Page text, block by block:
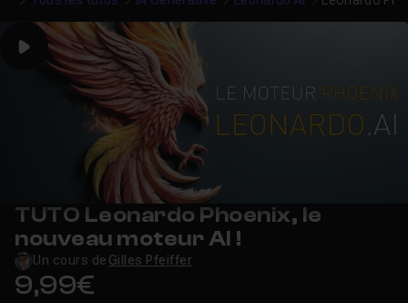
Play
TUTO Leonardo Phoenix, le
nouveau moteur AI !
Un cours de Gilles Pfeiffer
9,99€